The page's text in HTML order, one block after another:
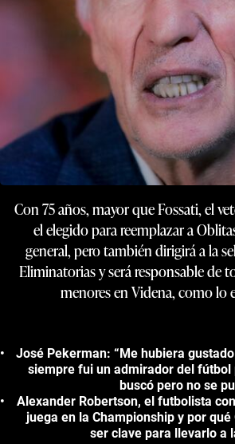
Con 75 años, mayor que Fossati, el
el elegido para reemplazar a
general, pero también dirigirá a la
Eliminatorias y será responsable de
menores en Videna, como lo
José Pekerman: “Me hubiera
siempre fui un admirador del fútbol
buscó pero no se
Alexander Robertson, el futbolista
juega en la Championship y por
ser clave para llevarlo a